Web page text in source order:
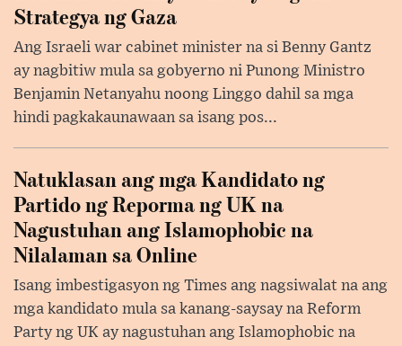
Strategya ng Gaza
Ang Israeli war cabinet minister na si Benny Gantz
ay nagbitiw mula sa gobyerno ni Punong Ministro
Benjamin Netanyahu noong Linggo dahil sa mga
hindi pagkakaunawaan sa isang pos...
Natuklasan ang mga Kandidato ng
Partido ng Reporma ng UK na
Nagustuhan ang Islamophobic na
Nilalaman sa Online
Isang imbestigasyon ng Times ang nagsiwalat na ang
mga kandidato mula sa kanang-saysay na Reform
Party ng UK ay nagustuhan ang Islamophobic na